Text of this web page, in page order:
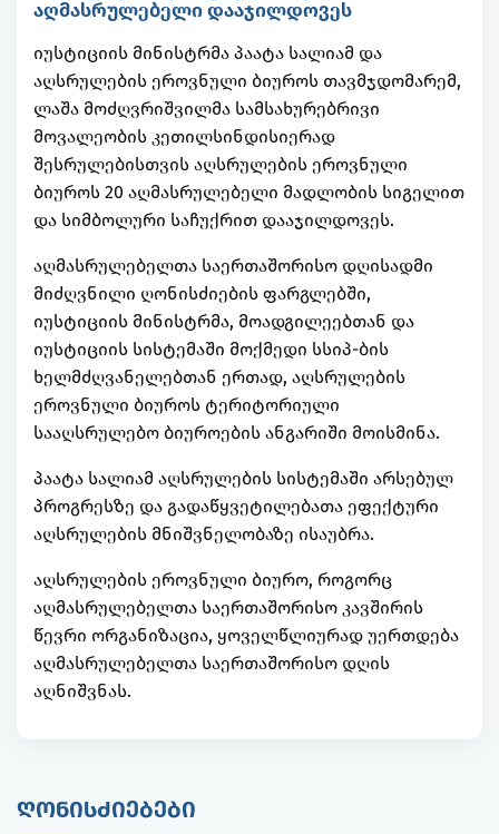
აღმასრულებელი დააჯილდოვეს
იუსტიციის მინისტრმა პაატა სალიამ და
აღსრულების ეროვნული ბიუროს თავმჯდომარემ,
ლაშა მოძღვრიშვილმა სამსახურებრივი
მოვალეობის კეთილსინდისიერად
შესრულებისთვის აღსრულების ეროვნული
ბიუროს 20 აღმასრულებელი მადლობის სიგელით
და სიმბოლური საჩუქრით დააჯილდოვეს.
აღმასრულებელთა საერთაშორისო დღისადმი
მიძღვნილი ღონისძიების ფარგლებში,
იუსტიციის მინისტრმა, მოადგილეებთან და
იუსტიციის სისტემაში მოქმედი სსიპ-ბის
ხელმძღვანელებთან ერთად, აღსრულების
ეროვნული ბიუროს ტერიტორიული
სააღსრულებო ბიუროების ანგარიში მოისმინა.
პაატა სალიამ აღსრულების სისტემაში არსებულ
პროგრესზე და გადაწყვეტილებათა ეფექტური
აღსრულების მნიშვნელობაზე ისაუბრა.
აღსრულების ეროვნული ბიურო, როგორც
აღმასრულებელთა საერთაშორისო კავშირის
წევრი ორგანიზაცია, ყოველწლიურად უერთდება
აღმასრულებელთა საერთაშორისო დღის
აღნიშვნას.
ᲦᲝᲜᲘᲡᲫᲘᲔᲑᲔᲑᲘ